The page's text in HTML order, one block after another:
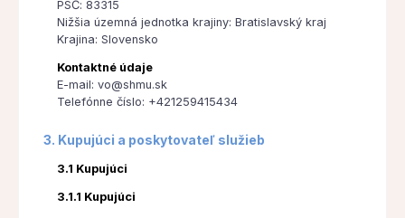
PSČ: 83315
Nižšia územná jednotka krajiny: Bratislavský kraj
Krajina: Slovensko
Kontaktné údaje
E-mail: vo@shmu.sk
Telefónne číslo: +421259415434
3. Kupujúci a poskytovateľ služieb
3.1 Kupujúci
3.1.1 Kupujúci